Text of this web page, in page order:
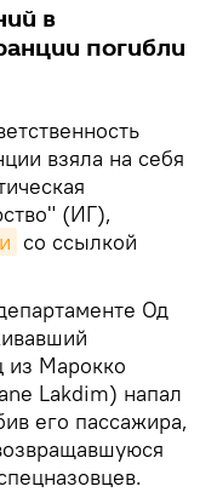
в
погибли
взяла на себя
(ИГ),
со ссылкой
Од
из Марокко
Lakdim) напал
его пассажира,